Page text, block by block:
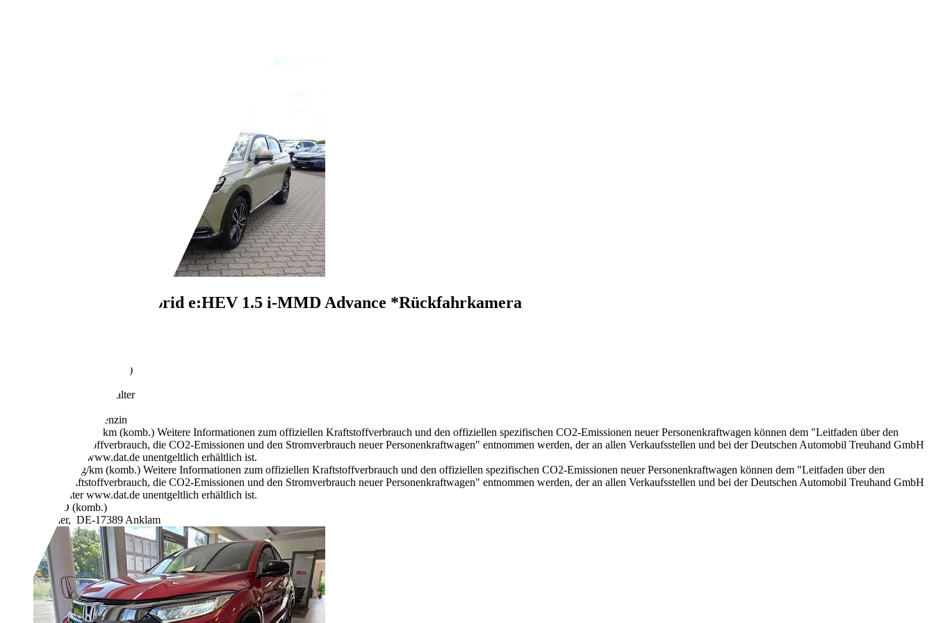
Hybrid e:HEV 1.5 i-MMD Advance *Rückfahrkamera
79 kW (107 PS)
1 Fahrzeughalter
Elektro/Benzin
5,4 l/100 km (komb.) Weitere Informationen zum offiziellen Kraftstoffverbrauch und den offiziellen spezifischen CO2-Emissionen neuer Personenkraftwagen können dem "Leitfaden über den
Kraftstoffverbrauch, die CO2-Emissionen und den Stromverbrauch neuer Personenkraftwagen" entnommen werden, der an allen Verkaufsstellen und bei der Deutschen Automobil Treuhand GmbH
unter www.dat.de unentgeltlich erhältlich ist.
122 g/km (komb.) Weitere Informationen zum offiziellen Kraftstoffverbrauch und den offiziellen spezifischen CO2-Emissionen neuer Personenkraftwagen können dem "Leitfaden über den
Kraftstoffverbrauch, die CO2-Emissionen und den Stromverbrauch neuer Personenkraftwagen" entnommen werden, der an allen Verkaufsstellen und bei der Deutschen Automobil Treuhand GmbH
unter www.dat.de unentgeltlich erhältlich ist.
D (komb.)
Händler, DE-17389 Anklam